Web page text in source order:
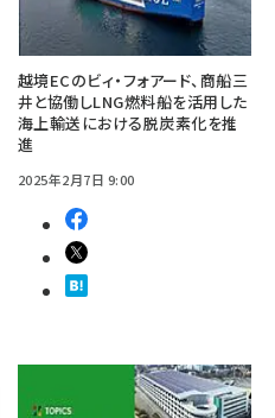
越境ECのビィ・フォアード、商船三
井と協働しLNG燃料船を活用した
海上輸送における脱炭素化を推
進
2025年2月7日 9:00